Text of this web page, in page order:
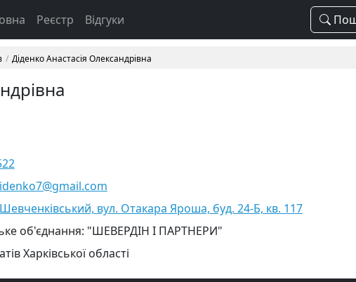
Реєстр Відгуки
Діденко Анастасія Олександрівна
вул. Отакара Яроша, буд. 24-Б, кв. 117
об'єднання: "ШЕВЕРДІН І ПАРТНЕРИ"
Харківської області